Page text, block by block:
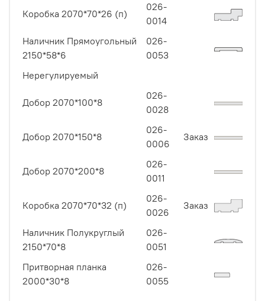
Коробка 2070*70*26 (п)
026-
0014
Наличник Прямоугольный
2150*58*6
026-
0053
Нерегулируемый
Добор 2070*100*8
026-
0028
Добор 2070*150*8
026-
0006
Заказ
Добор 2070*200*8
026-
0011
Коробка 2070*70*32 (п)
026-
0026
Заказ
Наличник Полукруглый
2150*70*8
026-
0051
Притворная планка
2000*30*8
026-
0055